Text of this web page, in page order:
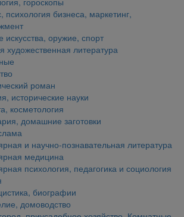
психология бизнеса, маркетинг,
искусства, оружие, спорт
художественная литература
роман
исторические науки
косметология
домашние заготовки
и научно-познавательная литература
медицина
психология, педагогика и социология
биографии
домоводство